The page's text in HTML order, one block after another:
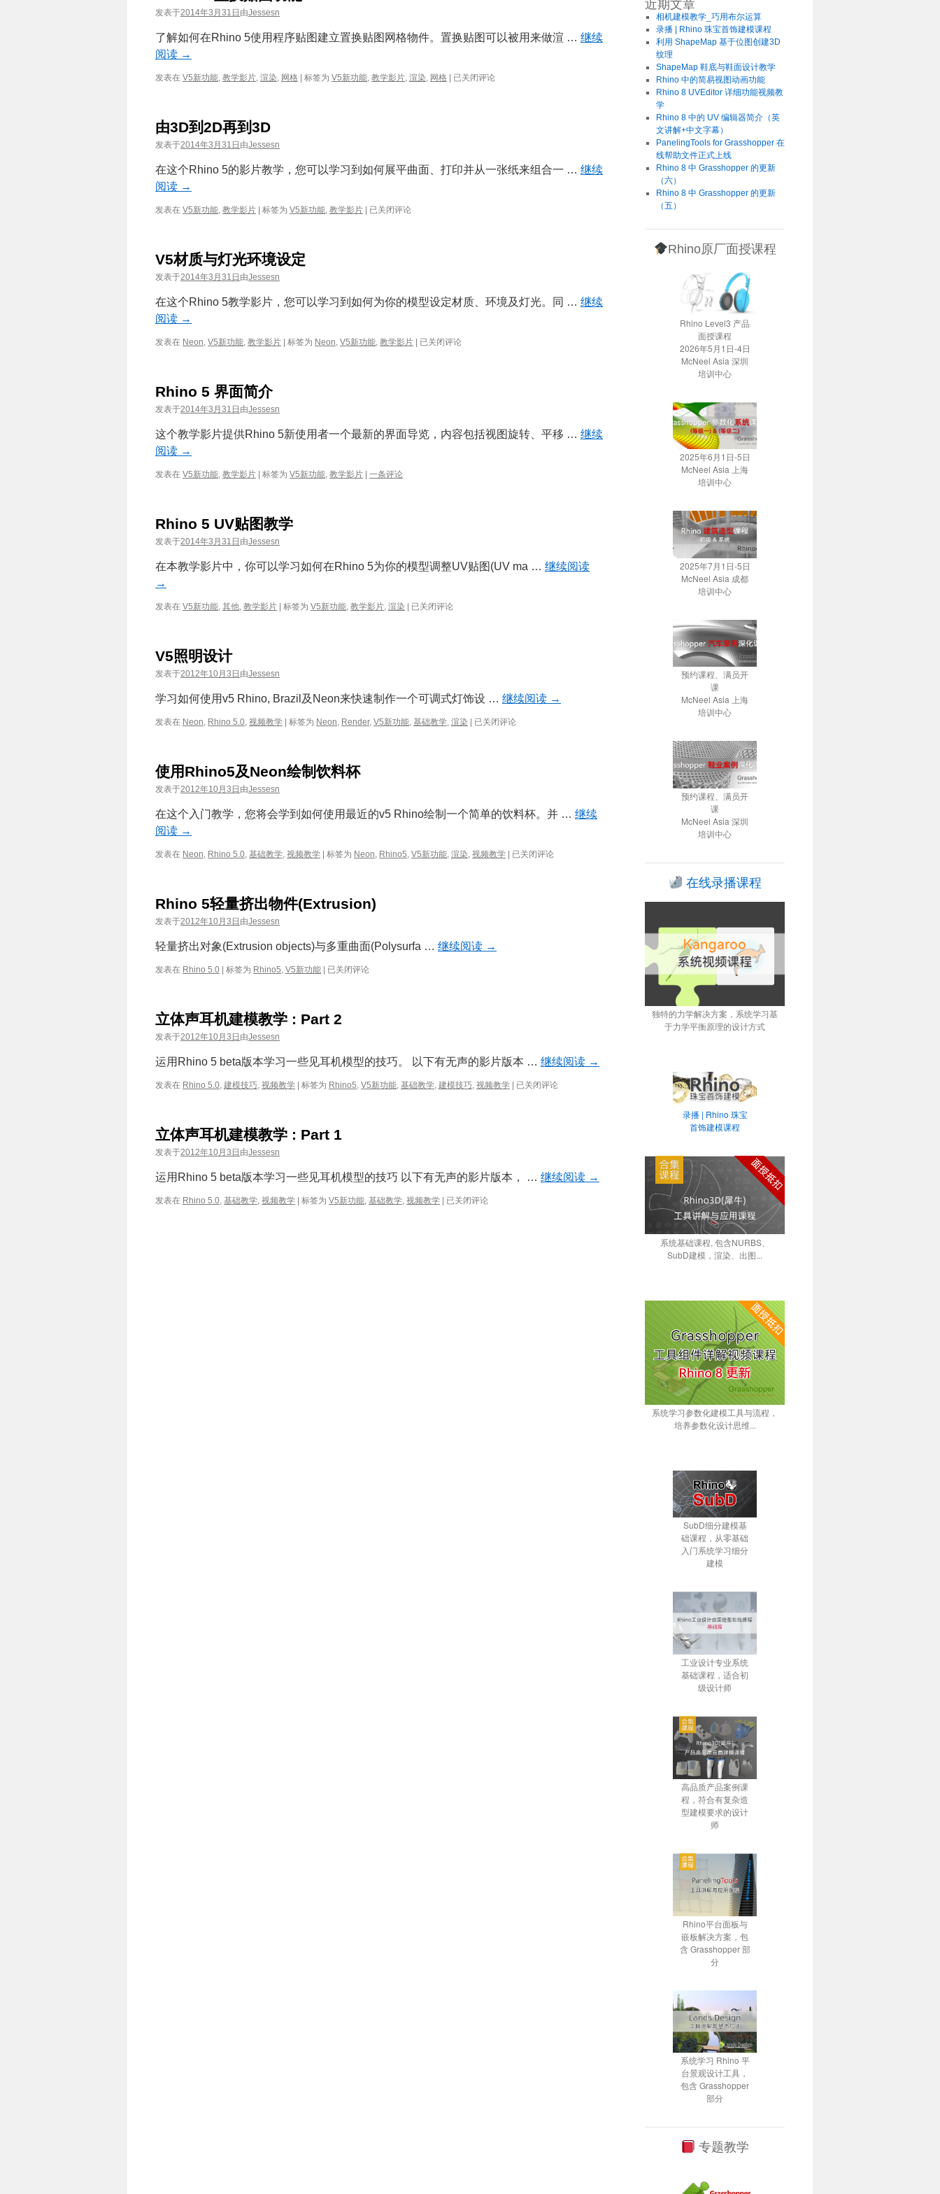
发表于2014年3月31日 由Jessesn
了解如何在Rhino 5使用程序贴图建立置换贴图网格物件。置换贴图可以被用来做渲 … 继续
阅读 →
发表在 V5新功能, 教学影片, 渲染, 网格 标签为 V5新功能, 教学影片, 渲染, 网格
Rhino
能
已关闭评论
由3D到2D再到3D
发表于2014年3月31日 由Jessesn
在这个Rhino 5的影片教学，您可以学习到如何展平曲面、打印并从一张纸来组合一 … 继续
阅读 →
发表在 V5新功能, 教学影片 标签为 V5新功能, 教学影片
由
已关闭评论
V5材质与灯光环境设定
发表于2014年3月31日 由Jessesn
在这个Rhino 5教学影片，您可以学习到如何为你的模型设定材质、环境及灯光。同 … 继续
阅读 →
发表在 Neon, V5新功能, 教学影片 标签为 Neon, V5新功能, 教学影片
V5
境
设
已关闭评论
Rhino 5 界面简介
发表于2014年3月31日 由Jessesn
这个教学影片提供Rhino 5新使用者一个最新的界面导览，内容包括视图旋转、平移 … 继续
阅读 →
发表在 V5新功能, 教学影片 标签为 V5新功能, 教学影片 一条评论
Rhino 5 UV贴图教学
发表于2014年3月31日 由Jessesn
在本教学影片中，你可以学习如何在Rhino 5为你的模型调整UV贴图(UV ma … 继续阅读
→
发表在 V5新功能, 其他, 教学影片 标签为 V5新功能, 教学影片, 渲染
Rhino
已关闭评论
V5照明设计
发表于2012年10月3日 由Jessesn
学习如何使用v5 Rhino, Brazil及Neon来快速制作一个可调式灯饰设 … 继续阅读 →
发表在 Neon, Rhino 5.0, 视频教学 标签为 Neon, Render, V5新功能, 基础教学, 渲染
V5
已关闭评论
使用Rhino5及Neon绘制饮料杯
发表于2012年10月3日 由Jessesn
在这个入门教学，您将会学到如何使用最近的v5 Rhino绘制一个简单的饮料杯。并 … 继续
阅读 →
发表在 Neon, Rhino 5.0, 基础教学, 视频教学 标签为 Neon, Rhino5, V5新功能, 渲染, 视频教学
使
已关闭评论
Rhino 5轻量挤出物件(Extrusion)
发表于2012年10月3日 由Jessesn
轻量挤出对象(Extrusion objects)与多重曲面(Polysurfa … 继续阅读 →
发表在 Rhino 5.0 标签为 Rhino5, V5新功能
Rhino
挤
件
(Extrusion)
已关闭评论
立体声耳机建模教学 : Part 2
发表于2012年10月3日 由Jessesn
运用Rhino 5 beta版本学习一些见耳机模型的技巧。 以下有无声的影片版本 … 继续阅读 →
发表在 Rhino 5.0, 建模技巧, 视频教学 标签为 Rhino5, V5新功能, 基础教学, 建模技巧, 视频教学
立
学
已关闭评论
立体声耳机建模教学 : Part 1
发表于2012年10月3日 由Jessesn
运用Rhino 5 beta版本学习一些见耳机模型的技巧 以下有无声的影片版本， … 继续阅读 →
发表在 Rhino 5.0, 基础教学, 视频教学 标签为 V5新功能, 基础教学, 视频教学
立
已关闭评论
近期文章
相机建模教学_巧用布尔运算
录播 | Rhino 珠宝首饰建模课程
利用 ShapeMap 基于位图创建3D
纹理
ShapeMap 鞋底与鞋面设计教学
Rhino 中的简易视图动画功能
Rhino 8 UVEditor 详细功能视频教
学
Rhino 8 中的 UV 编辑器简介（英
文讲解+中文字幕）
PanelingTools for Grasshopper 在
线帮助文件正式上线
Rhino 8 中 Grasshopper 的更新
（六）
Rhino 8 中 Grasshopper 的更新
（五）
Rhino原厂面授课程
Rhino Level3 产品
面授课程
2026年5月1日-4日
McNeel Asia 深圳
培训中心
2025年6月1日-5日
McNeel Asia 上海
培训中心
2025年7月1日-5日
McNeel Asia 成都
培训中心
预约课程、满员开
课
McNeel Asia 上海
培训中心
预约课程、满员开
课
McNeel Asia 深圳
培训中心
在线录播课程
独特的力学解决方案，系统学习基
于力学平衡原理的设计方式
录播 | Rhino 珠宝
首饰建模课程
系统基础课程, 包含NURBS、
SubD建模，渲染、出图...
系统学习参数化建模工具与流程，
培养参数化设计思维...
SubD细分建模基
础课程，从零基础
入门系统学习细分
建模
工业设计专业系统
基础课程，适合初
级设计师
高品质产品案例课
程，符合有复杂造
型建模要求的设计
师
Rhino平台面板与
嵌板解决方案，包
含 Grasshopper 部
分
系统学习 Rhino 平
台景观设计工具，
包含 Grasshopper
部分
专题教学